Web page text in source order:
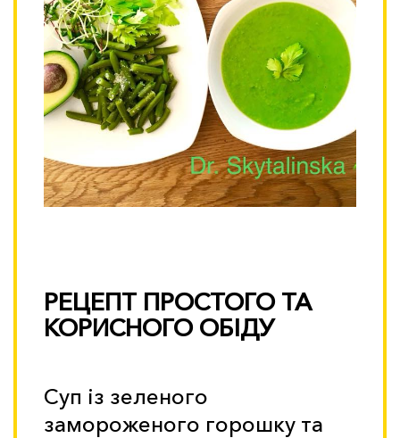
РЕЦЕПТ ПРОСТОГО ТА
КОРИСНОГО ОБІДУ
Суп із зеленого
замороженого горошку та